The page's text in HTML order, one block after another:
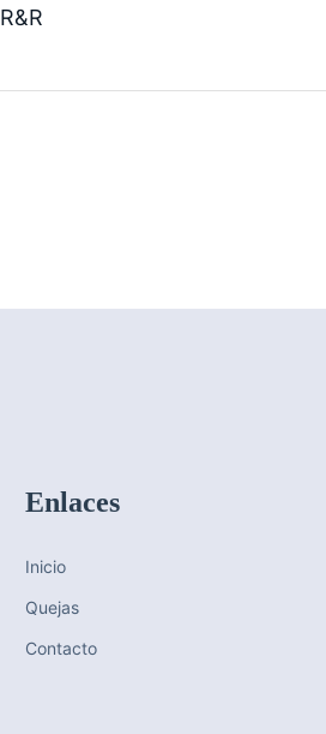
R&R
Enlaces
Inicio
Quejas
Contacto